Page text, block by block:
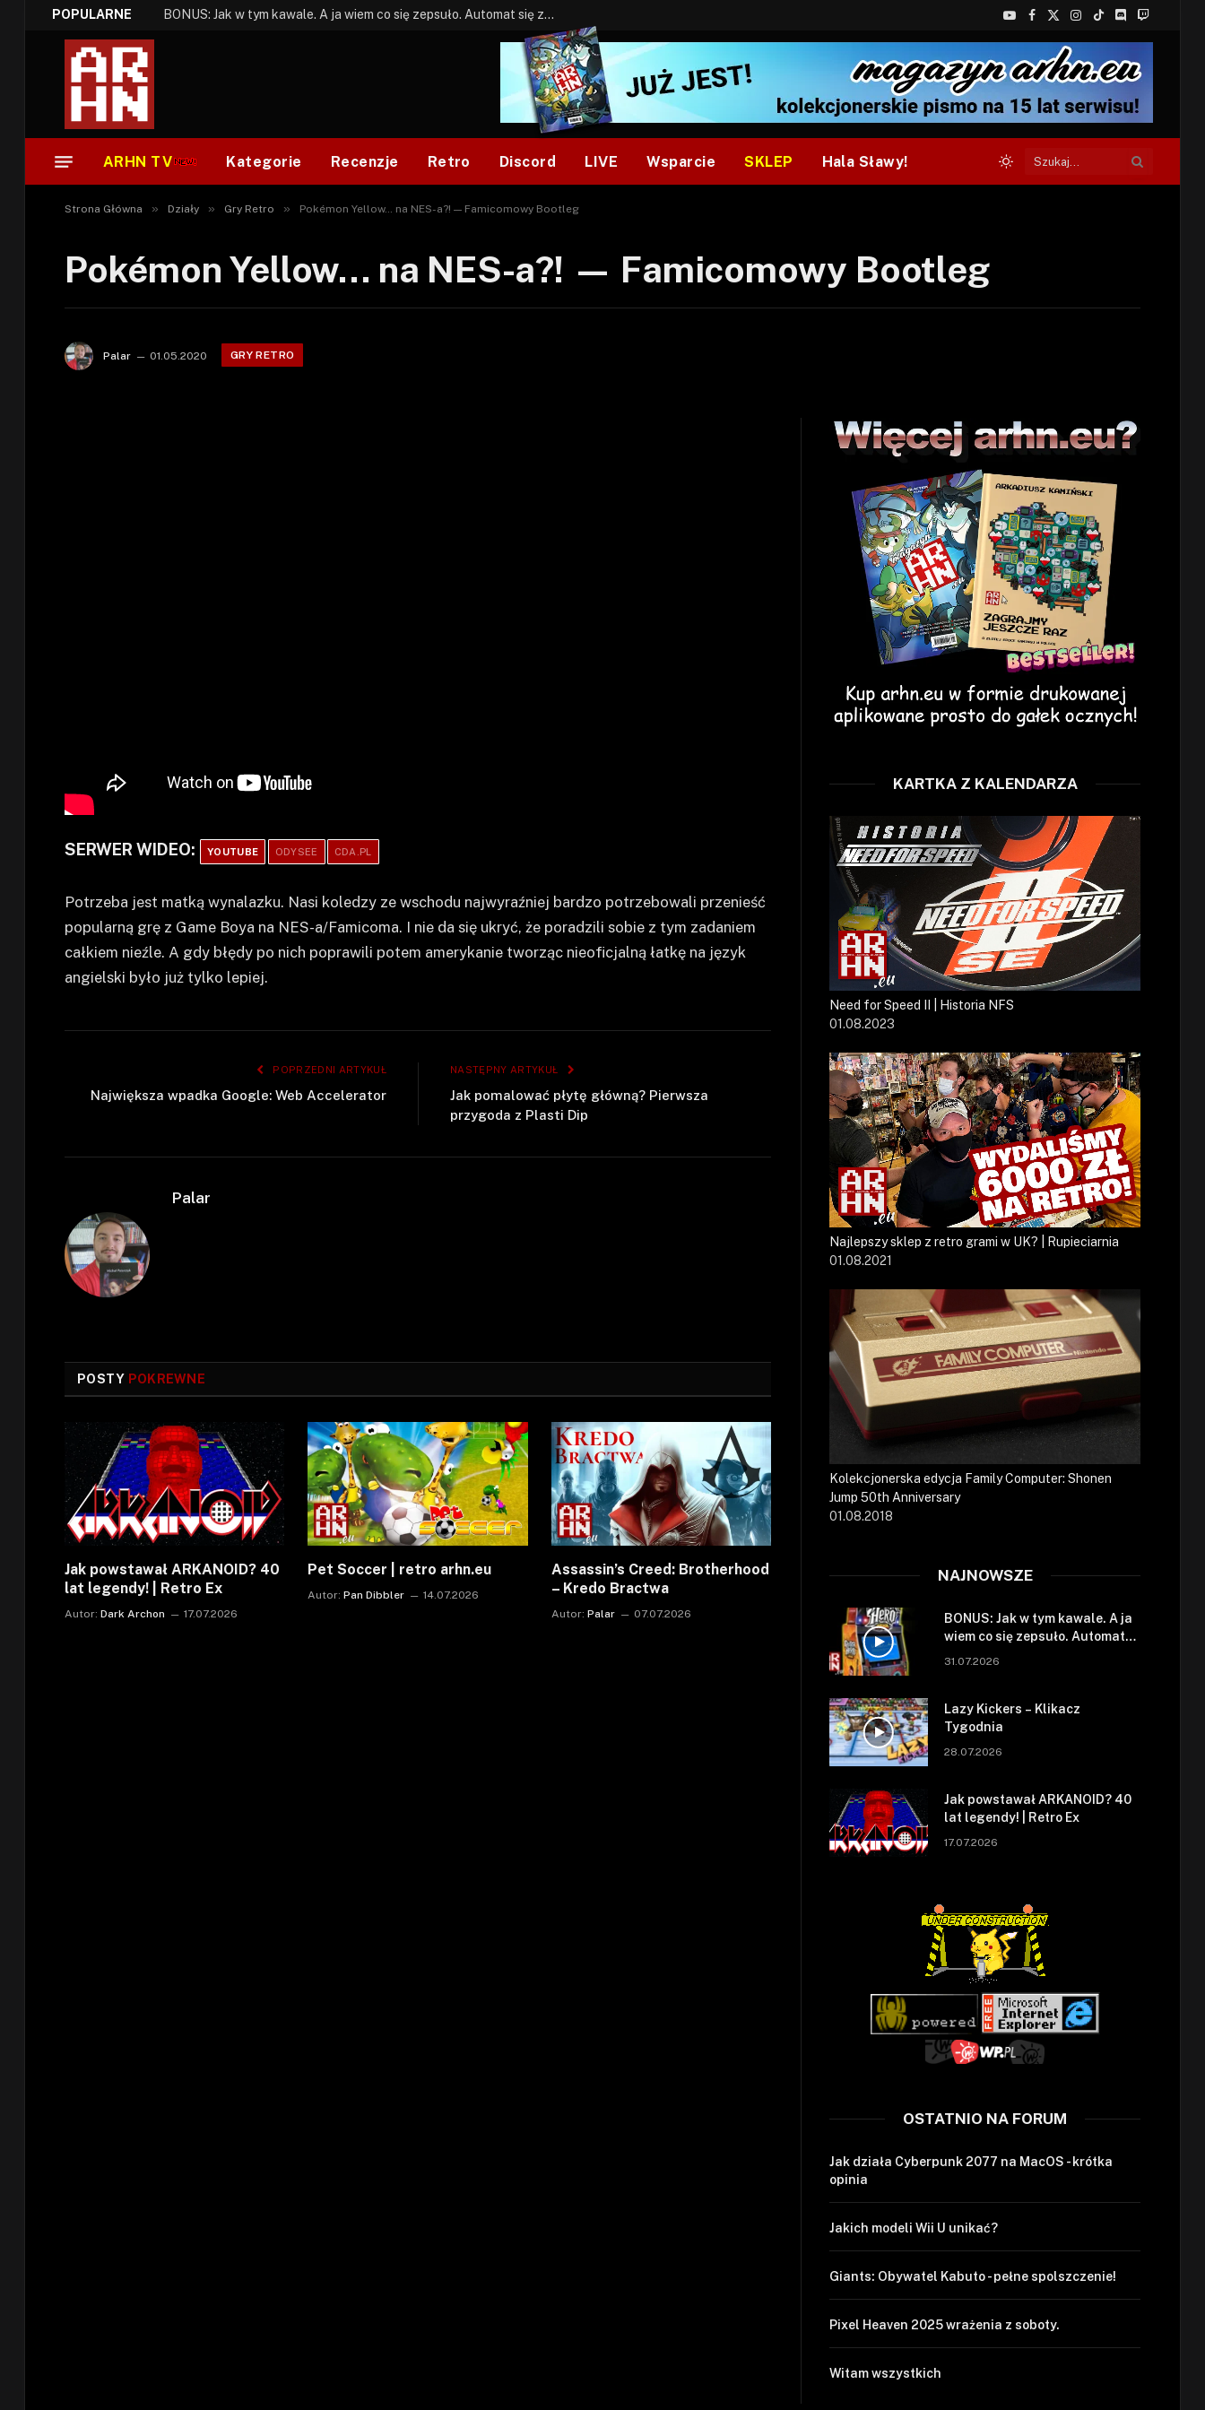
POPULARNE BONUS: Jak w tym kawale. A ja wiem co się zepsuło. Automat się zepsuł.
YouTube
Facebook
X
(Twitter)
Instagram
TikTokDiscordTwitch
ARHN TV Kategorie Recenzje Retro Discord LIVE Wsparcie SKLEP Hala Sławy!
Strona Główna » Działy » Gry Retro » Pokémon Yellow… na NES-a?! — Famicomowy Bootleg
Pokémon Yellow… na NES-a?! — Famicomowy Bootleg
Palar 01.05.2020 GRY RETRO
SERWER WIDEO: YOUTUBE ODYSEE CDA.PL
Potrzeba jest matką wynalazku. Nasi koledzy ze wschodu najwyraźniej bardzo potrzebowali przenieść
popularną grę z Game Boya na NES-a/Famicoma. I nie da się ukryć, że poradzili sobie z tym zadaniem
całkiem nieźle. A gdy błędy po nich poprawili potem amerykanie tworząc nieoficjalną łatkę na język
angielski było już tylko lepiej.
POPRZEDNI ARTYKUŁ
Największa wpadka Google: Web Accelerator
NASTĘPNY ARTYKUŁ
Jak pomalować płytę główną? Pierwsza
przygoda z Plasti Dip
Palar
POSTY POKREWNE
Jak powstawał ARKANOID? 40
lat legendy! | Retro Ex
Autor: Dark Archon 17.07.2026
Pet Soccer | retro arhn.eu
Autor: Pan Dibbler 14.07.2026
Assassin’s Creed: Brotherhood
– Kredo Bractwa
Autor: Palar 07.07.2026
KARTKA Z KALENDARZA
Need for Speed II | Historia NFS
01.08.2023
Najlepszy sklep z retro grami w UK? | Rupieciarnia
01.08.2021
Kolekcjonerska edycja Family Computer: Shonen
Jump 50th Anniversary
01.08.2018
NAJNOWSZE
BONUS: Jak w tym kawale. A ja
wiem co się zepsuło. Automat
się zepsuł.
31.07.2026
Lazy Kickers – Klikacz
Tygodnia
28.07.2026
Jak powstawał ARKANOID? 40
lat legendy! | Retro Ex
17.07.2026
OSTATNIO NA FORUM
Jak działa Cyberpunk 2077 na MacOS - krótka
opinia
Jakich modeli Wii U unikać?
Giants: Obywatel Kabuto - pełne spolszczenie!
Pixel Heaven 2025 wrażenia z soboty.
Witam wszystkich